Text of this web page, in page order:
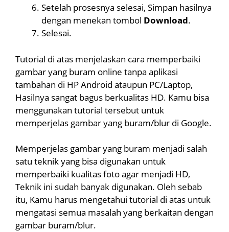
Setelah prosesnya selesai, Simpan hasilnya
dengan menekan tombol Download.
Selesai.
Tutorial di atas menjelaskan cara memperbaiki
gambar yang buram online tanpa aplikasi
tambahan di HP Android ataupun PC/Laptop,
Hasilnya sangat bagus berkualitas HD. Kamu bisa
menggunakan tutorial tersebut untuk
memperjelas gambar yang buram/blur di Google.
Memperjelas gambar yang buram menjadi salah
satu teknik yang bisa digunakan untuk
memperbaiki kualitas foto agar menjadi HD,
Teknik ini sudah banyak digunakan. Oleh sebab
itu, Kamu harus mengetahui tutorial di atas untuk
mengatasi semua masalah yang berkaitan dengan
gambar buram/blur.